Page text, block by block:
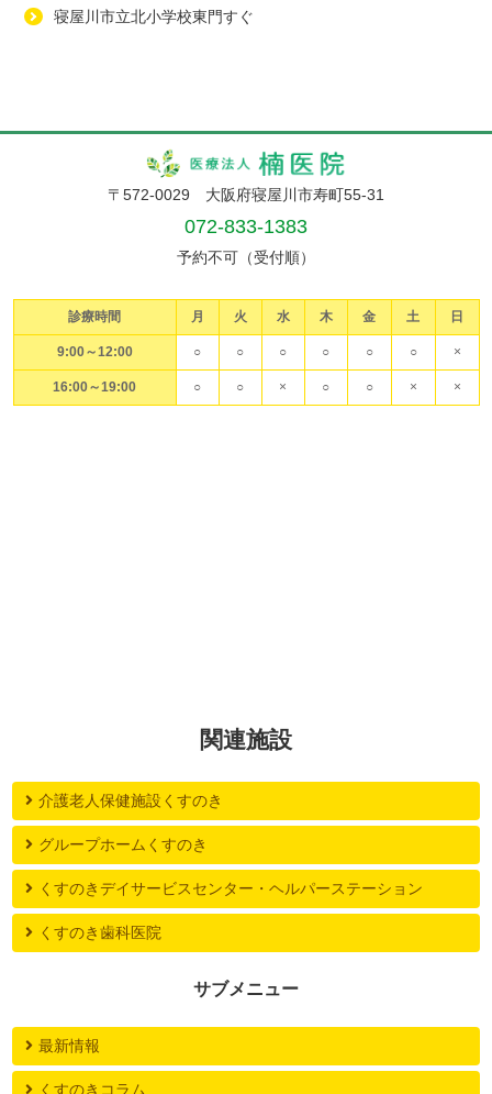
寝屋川市立北小学校東門すぐ
〒572-0029 大阪府寝屋川市寿町55-31
072-833-1383
予約不可（受付順）
診療時間 月 火 水 木 金 土 日
9:00～12:00 ○ ○ ○ ○ ○ ○ ×
16:00～19:00 ○ ○ × ○ ○ × ×
関連施設
介護老人保健施設くすのき
グループホームくすのき
くすのきデイサービスセンター・ヘルパーステーション
くすのき歯科医院
サブメニュー
最新情報
くすのきコラム